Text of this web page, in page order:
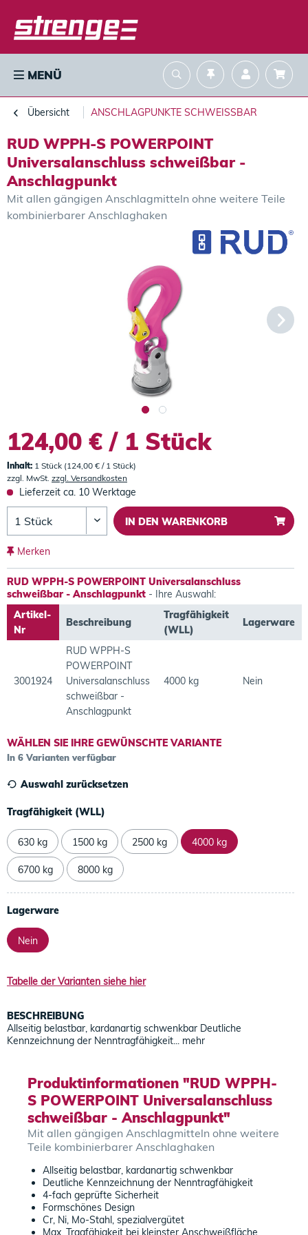
MENÜ
Übersicht ANSCHLAGPUNKTE SCHWEISSBAR
RUD WPPH-S POWERPOINT
Universalanschluss schweißbar -
Anschlagpunkt
Mit allen gängigen Anschlagmitteln ohne weitere Teile
kombinierbarer Anschlaghaken
124,00 € / 1 Stück
Inhalt: 1 Stück (124,00 € / 1 Stück)
zzgl. MwSt. zzgl. Versandkosten
Lieferzeit ca. 10 Werktage
IN DEN WARENKORB
Merken
RUD WPPH-S POWERPOINT Universalanschluss
schweißbar - Anschlagpunkt - Ihre Auswahl:
Artikel-
Nr
Beschreibung
Tragfähigkeit
(WLL)
Lagerware
3001924
RUD WPPH-S
POWERPOINT
Universalanschluss
schweißbar -
Anschlagpunkt
4000 kg Nein
WÄHLEN SIE IHRE GEWÜNSCHTE VARIANTE
In 6 Varianten verfügbar
Auswahl zurücksetzen
Tragfähigkeit (WLL)
630 kg 1500 kg 2500 kg 4000 kg
6700 kg 8000 kg
Lagerware
Nein
Tabelle der Varianten siehe hier
BESCHREIBUNG
Allseitig belastbar, kardanartig schwenkbar Deutliche
Kennzeichnung der Nenntragfähigkeit... mehr
Produktinformationen "RUD WPPH-
S POWERPOINT Universalanschluss
schweißbar - Anschlagpunkt"
Mit allen gängigen Anschlagmitteln ohne weitere
Teile kombinierbarer Anschlaghaken
Allseitig belastbar, kardanartig schwenkbar
Deutliche Kennzeichnung der Nenntragfähigkeit
4-fach geprüfte Sicherheit
Formschönes Design
Cr, Ni, Mo-Stahl, spezialvergütet
Max. Tragfähigkeit bei kleinster Anschweißfläche